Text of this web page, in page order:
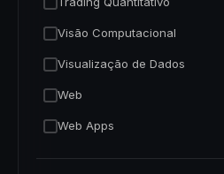
Visão Computacional
Visualização de Dados
Web
Web Apps